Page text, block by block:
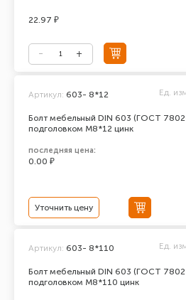
22.97 ₽
Болт мебельный DIN 603 (ГОСТ
подголовком М8*12 цинк
Артикул: 603- 8*12 Ед.
последняя цена:
0.00 ₽
Уточнить цену
Болт мебельный DIN 603 (ГОСТ
подголовком М8*110 цинк
Артикул: 603- 8*110 Ед.